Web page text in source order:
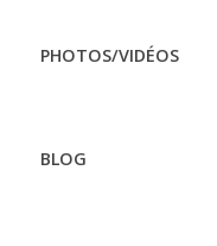
PHOTOS/VIDÉOS
BLOG